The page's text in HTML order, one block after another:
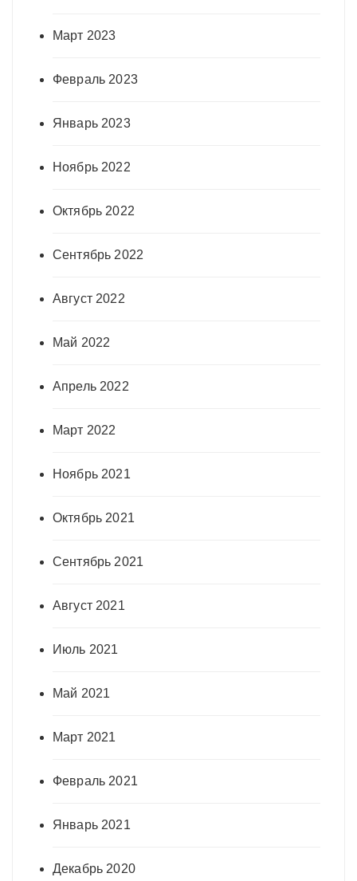
Март 2023
Февраль 2023
Январь 2023
Ноябрь 2022
Октябрь 2022
Сентябрь 2022
Август 2022
Май 2022
Апрель 2022
Март 2022
Ноябрь 2021
Октябрь 2021
Сентябрь 2021
Август 2021
Июль 2021
Май 2021
Март 2021
Февраль 2021
Январь 2021
Декабрь 2020